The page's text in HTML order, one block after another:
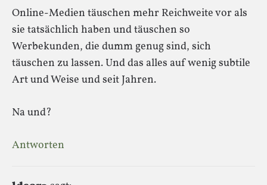
Online-Medien täuschen mehr Reichweite vor als
sie tatsächlich haben und täuschen so
Werbekunden, die dumm genug sind, sich
täuschen zu lassen. Und das alles auf wenig subtile
Art und Weise und seit Jahren.
Na und?
Antworten